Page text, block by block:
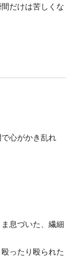
だけは苦しくな
心がかき乱れ
息づいた、繊細
ったり殴られた